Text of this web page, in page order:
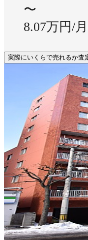
〜
8.07万円/月
実際にいくらで売れるか査